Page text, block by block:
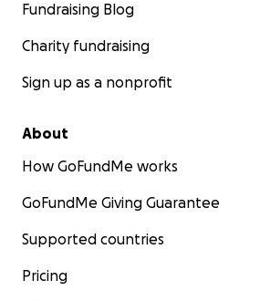
Fundraising Blog
Charity fundraising
Sign up as a nonprofit
About
How GoFundMe works
GoFundMe Giving Guarantee
Supported countries
Pricing